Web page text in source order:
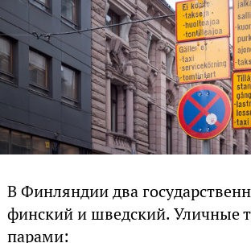
В Финляндии два
финский и шведский. Уличные
парами: